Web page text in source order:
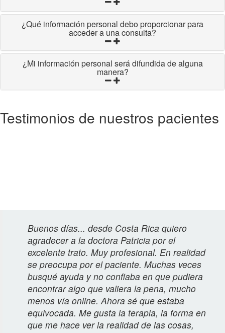
¿Qué información personal debo proporcionar para
acceder a una consulta?
¿Mi información personal será difundida de alguna
manera?
Testimonios de nuestros pacientes
Buenos días... desde Costa Rica quiero
agradecer a la doctora Patricia por el
excelente trato. Muy profesional. En realidad
se preocupa por el paciente. Muchas veces
busqué ayuda y no confiaba en que pudiera
encontrar algo que valiera la pena, mucho
menos vía online. Ahora sé que estaba
equivocada. Me gusta la terapia, la forma en
que me hace ver la realidad de las cosas,